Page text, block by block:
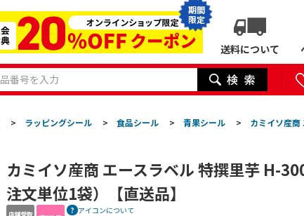
期間
限定
送料について
> ラッピングシール > 食品シール > 青果シール > カミイソ産
カミイソ産商 エースラベル 特撰里芋 H-
注文単位1袋）【直送品】
アイコンについて